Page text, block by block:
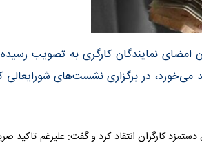
امضای نمایندگان کارگری به تصویب
در برگزاری نشست‌های شورایعالی
کارگران انتقاد کرد و گفت: علیرغم تاکید